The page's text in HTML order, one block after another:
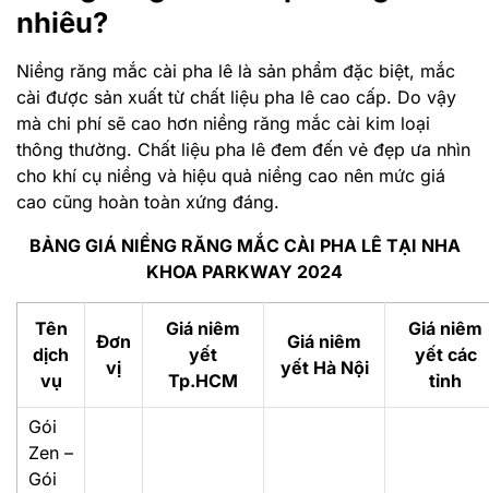
nhiêu?
Niềng răng mắc cài pha lê là sản phẩm đặc biệt, mắc
cài được sản xuất từ chất liệu pha lê cao cấp. Do vậy
mà chi phí sẽ cao hơn niềng răng mắc cài kim loại
thông thường. Chất liệu pha lê đem đến vẻ đẹp ưa nhìn
cho khí cụ niềng và hiệu quả niềng cao nên mức giá
cao cũng hoàn toàn xứng đáng.
BẢNG GIÁ NIỀNG RĂNG MẮC CÀI PHA LÊ TẠI NHA
KHOA PARKWAY 2024
Tên
dịch
vụ
Đơn
vị
Giá niêm
yết
Tp.HCM
Giá niêm
yết Hà Nội
Giá niêm
yết các
tỉnh
Gói
Zen –
Gói